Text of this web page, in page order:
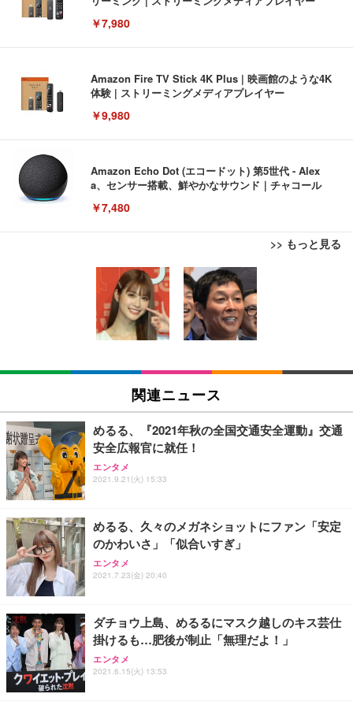
￥7,980
Amazon Fire TV Stick 4K Plus | 映画館のような4K
体験 | ストリーミングメディアプレイヤー
￥9,980
Amazon Echo Dot (エコードット) 第5世代 - Alex
a、センサー搭載、鮮やかなサウンド｜チャコール
￥7,480
>> もっと見る
[EdoErgo] オフィスチェア 椅子 テレワーク 疲れな
い 跳ね上げ式アームレスト コンパクト 約105度ロッ
キング pc 事務椅子 360度回転 座面昇降 強化ナイロ
ン樹脂ベース 通気性メッシュ 在宅ワーク H-WY01
(黒網+黒枠+黒足)
￥5,699
SIHOO B100 オフィスチェア／デスクチェア メッシ
ュチェア 人間工学 疲れない ブラック
￥27,999
ワーク チェア 強化バックレスト 30度ロッキング機
能 人間工学 椅子 腰サポート 90度跳ね上げ式アーム
務用 おしゃれ パソコンチェア (ブラック)
Sezlife オフィスチェア デスクチェア 疲れない テレ
ワーク チェア 強化バックレスト 30度ロッキング機
能 人間工学 椅子 腰サポート 90度跳ね上げ式アーム
務用 おしゃれ パソコンチェア (ホワイト)
ANDWINT オフィスチェア デスクチェア 肘なし メ
ッシュ 通気性 ランバーサポート付き 腰サポート ガ
ス圧無段階昇降 360度回転 キャスター付き コンパク
EIZO ビジネス向けプレミアムモニター | FlexScan
EV3240X-WT | 31.5型4K UHD・USB Type-C・ホワ
イト
￥105,595
EIZO ビジネス向けプレミアムモニター | FlexScan
￥109,572
【純正品】27"ゲーミングモニター DualSense 充電
フック付き（CFI-ZDM1J）
【整備済み品】Dell E2724HS 27インチ 液晶モニタ
ー フルHD（1920×1080）VA 非光沢 HDMI/DisplayP
ort/VGA スピーカー内蔵 高さ調整 スイベル VESA対
【MiniLED/24.5inch/280Hz/FHD】GRAPHT THE S
HOOTER Gaming Monitor 24” Essential ゲーミン
グモニター QD 24.5インチ 1ms FHD 量子ドット 残
Amazonベーシック ペットシーツ 薄型 レギュラー 1
回使い捨て 無香料 ホワイト 300枚
￥3,373
Amazonベーシック ペットシーツ 厚型 ワイド 42枚
x2袋(84枚) ホワイト(吸収面:ライトブルー)
￥3,234
ネオ・ルーライフ ネオ・オムツ L 中型犬用 26枚入
り 単品
Smart Basic(スマートベーシック) 【Amazon.co.jp
限定】 Smart Basic アイリスオーヤマ ペットシーツ
超厚型 お徳用 ワイド 100枚入 (x 1) (ケース販売)
アイリスオーヤマ ペットシーツ 超厚型 お徳用 レギ
ュラー 200枚入【Amazon.co.jp限定】
関連ニュース
めるる、『2021年秋の全国交通安全運動』交通
安全広報官に就任！
エンタメ
2021.9.21(火) 15:33
めるる、久々のメガネショットにファン「安定
のかわいさ」「似合いすぎ」
エンタメ
2021.7.23(金) 20:40
ダチョウ上島、めるるにマスク越しのキス芸仕
掛けるも…肥後が制止「無理だよ！」
エンタメ
2021.6.15(火) 13:53